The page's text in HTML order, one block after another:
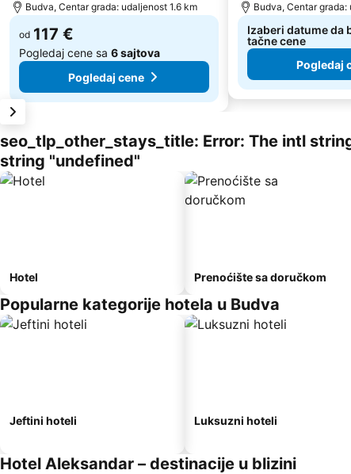
Budva, Centar grada: udaljenost 1.6 km
od 117 €
Pogledaj cene sa 6 sajtova
Pogledaj cene
Budva, Centar
Izaberi datume da
tačne cene
Pogledaj
seo_tlp_other_stays_title: Error: The intl
string "undefined"
Hotel Prenoćište sa doručkom
Popularne kategorije hotela u Budva
Jeftini hoteli Luksuzni hoteli
Hotel Aleksandar – destinacije u blizini